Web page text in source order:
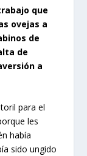
que
ovejas a
de
de
a
para el
les
había
sido ungido